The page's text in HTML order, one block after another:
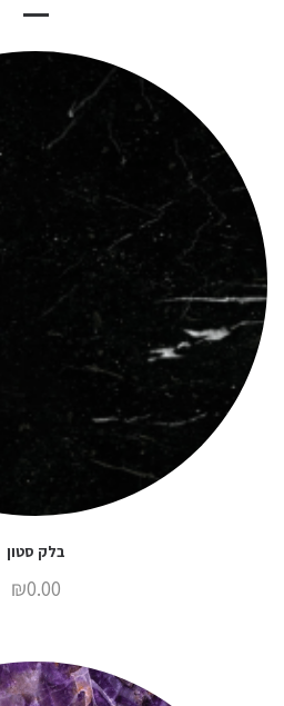
בלק סטון
₪0.00